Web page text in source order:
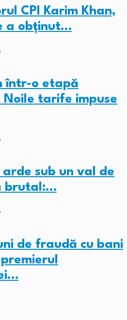
CPI Karim Khan,
a obținut…
într-o etapă
Noile tarife impuse
arde sub un val de
brutal:…
de fraudă cu bani